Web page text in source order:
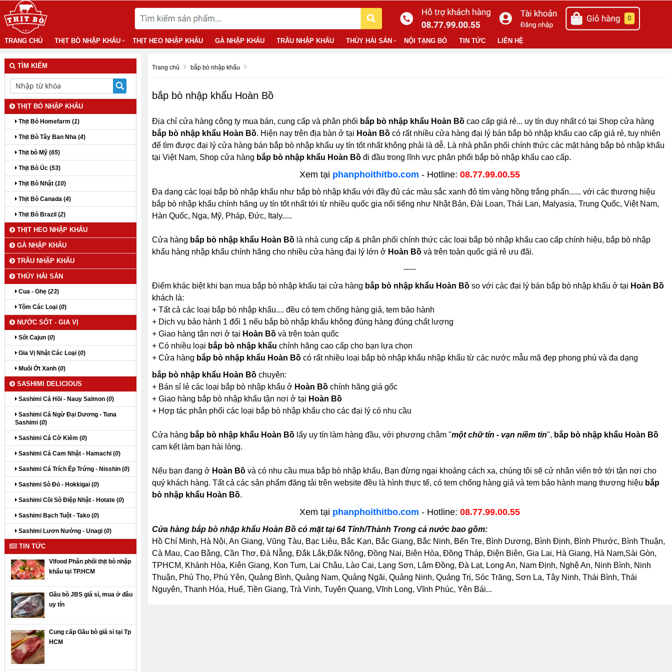
TRANG CHỦ THỊT BÒ NHẬP KHẨU THỊT HEO NHẬP KHẨU GÀ NHẬP KHẨU TRÂU NHẬP KHẨU THỦY HẢI SẢN NỘI TẠNG BÒ TIN TỨC LIÊN HỆ
Trang chủ bắp bò nhập khẩu
bắp bò nhập khẩu Hoàn Bồ
Địa chỉ cửa hàng công ty mua bán, cung cấp và phân phối bắp bò nhập khẩu Hoàn Bồcao cấp giá rẻ... uy tín duy nhất có tại Shop cửa hàng
bắp bò nhập khẩu Hoàn Bồ. Hiện nay trên địa bàn ở tại Hoàn Bồcó rất nhiều cửa hàng đại lý bán bắp bò nhập khẩu cao cấp giá rẻ, tuy nhiên
để tìm được đại lý cửa hàng bán bắp bò nhập khẩu uy tín tốt nhất không phải là dễ. Là nhà phân phối chính thức các mặt hàng bắp bò nhập khẩu
tại Việt Nam, Shop cửa hàng bắp bò nhập khẩu Hoàn Bồđi đầu trong lĩnh vực phân phối bắp bò nhập khẩu cao cấp.
Xem tại phanphoithitbo.com - Hotline:08.77.99.00.55
Đa dạng các loại bắp bò nhập khẩu như bắp bò nhập khẩu với đầy đủ các màu sắc xanh đỏ tím vàng hồng trắng phấn...... với các thương hiệu
bắp bò nhập khẩu chính hãng uy tín tốt nhất tới từ nhiều quốc gia nổi tiếng như Nhật Bản, Đài Loan, Thái Lan, Malyasia, Trung Quốc, Việt Nam,
Hàn Quốc, Nga, Mỹ, Pháp, Đức, Italy.....
Cửa hàng bắp bò nhập khẩu Hoàn Bồlà nhà cung cấp & phân phối chính thức các loại bắp bò nhập khẩu cao cấp chính hiệu, bắp bò nhập
khẩu hàng nhập khẩu chính hãng cho nhiều cửa hàng đại lý lớn ở Hoàn Bồvà trên toàn quốc giá rẻ ưu đãi.
-----
Điểm khác biệt khi bạn mua bắp bò nhập khẩu tại cửa hàng bắp bò nhập khẩu Hoàn Bồso với các đại lý bán bắp bò nhập khẩu ở tại Hoàn Bồ
khách là:
+ Tất cả các loại bắp bò nhập khẩu.... đều có tem chống hàng giả, tem bảo hành
+ Dịch vụ bảo hành 1 đổi 1 nếu bắp bò nhập khẩu không đúng hàng đúng chất lượng
+ Giao hàng tận nơi ở tại Hoàn Bồvà trên toàn quốc
+ Có nhiều loại bắp bò nhập khẩu chính hãng cao cấp cho bạn lựa chọn
+ Cửa hàng bắp bò nhập khẩu Hoàn Bồcó rất nhiều loại bắp bò nhập khẩu nhập khẩu từ các nước mẫu mã đẹp phong phú và đa dạng
bắp bò nhập khẩu Hoàn Bồ chuyên:
+ Bán sỉ lẻ các loại bắp bò nhập khẩu ở Hoàn Bồchính hãng giá gốc
+ Giao hàng bắp bò nhập khẩu tận nơi ở tại Hoàn Bồ
+ Hợp tác phân phối các loại bắp bò nhập khẩu cho các đại lý có nhu cầu
Cửa hàng bắp bò nhập khẩu Hoàn Bồlấy uy tín làm hàng đầu, với phương châm "một chữ tín - vạn niềm tin", bắp bò nhập khẩu Hoàn Bồ
cam kết làm bạn hài lòng.
Nếu bạn đang ở Hoàn Bồvà có nhu cầu mua bắp bò nhập khẩu, Bạn đừng ngại khoảng cách xa, chúng tôi sẽ cử nhân viên trở tới tận nơi cho
quý khách hàng. Tất cả các sản phẩm đăng tải trên website đều là hình thực tế, có tem chống hàng giả và tem bảo hành mang thương hiệu bắp
bò nhập khẩu Hoàn Bồ.
Xem tại phanphoithitbo.com - Hotline:08.77.99.00.55
Cửa hàng bắp bò nhập khẩu Hoàn Bồ có mặt tại 64 Tỉnh/Thành Trong cả nước bao gồm:
Hồ Chí Minh, Hà Nội, An Giang, Vũng Tàu, Bạc Liêu, Bắc Kạn, Bắc Giang, Bắc Ninh, Bến Tre, Bình Dương, Bình Định, Bình Phước, Bình Thuận,
Cà Mau, Cao Bằng, Cần Thơ, Đà Nẵng, Đắk Lắk,Đắk Nông, Đồng Nai, Biên Hòa, Đồng Tháp, Điện Biên, Gia Lai, Hà Giang, Hà Nam,Sài Gòn,
TPHCM, Khánh Hòa, Kiên Giang, Kon Tum, Lai Châu, Lào Cai, Lạng Sơn, Lâm Đồng, Đà Lạt, Long An, Nam Định, Nghệ An, Ninh Bình, Ninh
Thuận, Phú Thọ, Phú Yên, Quảng Bình, Quảng Nam, Quảng Ngãi, Quảng Ninh, Quảng Trị, Sóc Trăng, Sơn La, Tây Ninh, Thái Bình, Thái
Nguyên, Thanh Hóa, Huế, Tiền Giang, Trà Vinh, Tuyên Quang, Vĩnh Long, Vĩnh Phúc, Yên Bái...
TÌM KIẾM
THỊT BÒ NHẬP KHẨU
Thịt Bò Homefarm (1)
Thịt Bò Tây Ban Nha (4)
Thịt bò Mỹ (65)
Thịt Bò Úc (53)
Thịt Bò Nhật (10)
Thịt Bò Canada (4)
Thịt Bò Brazil (2)
THỊT HEO NHẬP KHẨU
GÀ NHẬP KHẨU
TRÂU NHẬP KHẨU
THỦY HẢI SẢN
Cua - Ghẹ (23)
Tôm Các Loại (0)
NƯỚC SỐT - GIA VỊ
Sốt Cajun (0)
Gia Vị Nhật Các Loại (0)
Muối Ớt Xanh (0)
SASHIMI DELICIOUS
Sashimi Cá Hồi - Nauy Salmon (0)
Sashimi Cá Ngừ Đại Dương - Tuna
Sashimi (0)
Sashimi Cá Cờ Kiếm (0)
Sashimi Cá Cam Nhật - Hamachi (0)
Sashimi Cá Trích Ép Trứng - Nisshin (0)
Sashimi Sò Đỏ - Hokkigai (0)
Sashimi Cồi Sò Điệp Nhật - Hotate (0)
Sashimi Bạch Tuột - Tako (0)
Sashimi Lươn Nướng - Unagi (0)
TIN TỨC
Vifood Phân phối thịt bò nhập
khẩu tại TP.HCM
Gầu bò JBS giá sỉ, mua ở đâu
uy tín
Cung cấp Gầu bò giá sỉ tại Tp
HCM